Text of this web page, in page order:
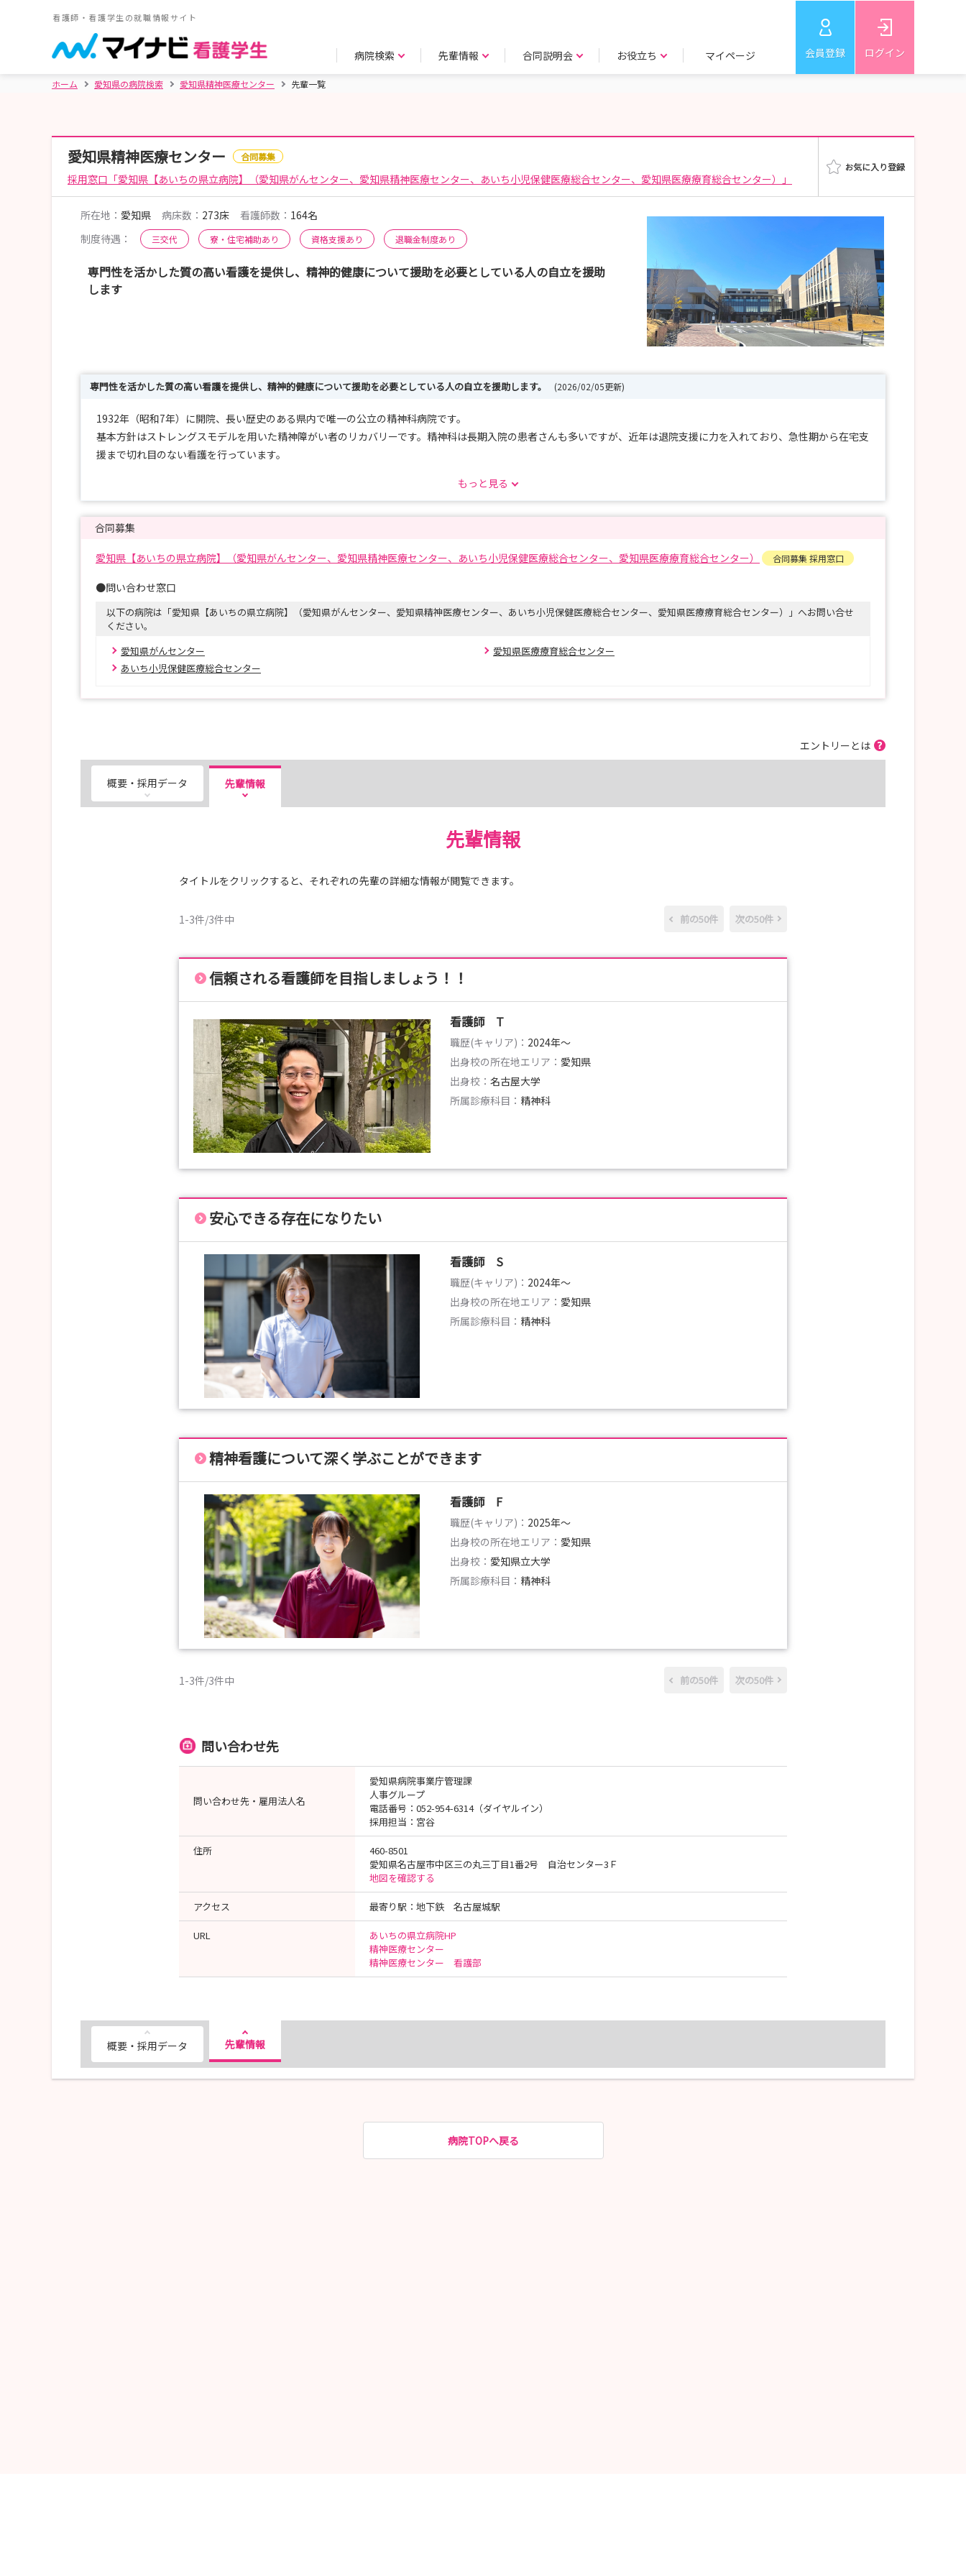
看護師・看護学生の就職情報サイト
病院検索 先輩情報 合同説明会 お役立ち マイページ 会員登録 ログイン
ホーム 愛知県の病院検索 愛知県精神医療センター 先輩一覧
愛知県精神医療センター 合同募集
採用窓口「愛知県【あいちの県立病院】（愛知県がんセンター、愛知県精神医療センター、あいち小児保健医療総合センター、愛知県医療療育総合センター）」
所在地： 愛知県 病床数： 273床 看護師数： 164名
制度待遇：
三交代 寮・住宅補助あり 資格支援あり 退職金制度あり
専門性を活かした質の高い看護を提供し、精神的健康について援助を必要としている人の自立を援助
します
専門性を活かした質の高い看護を提供し、精神的健康について援助を必要としている人の自立を援助します。 (2026/02/05更新)
1932年（昭和7年）に開院、長い歴史のある県内で唯一の公立の精神科病院です。
基本方針はストレングスモデルを用いた精神障がい者のリカバリーです。精神科は長期入院の患者さんも多いですが、近年は退院支援に力を入れており、急性期から在宅支
援まで切れ目のない看護を行っています。
私たちと一緒に看護してみませんか？ご興味のある方は、ぜひともエントリーをお願いします。
もっと見る
合同募集
愛知県【あいちの県立病院】（愛知県がんセンター、愛知県精神医療センター、あいち小児保健医療総合センター、愛知県医療療育総合センター） 合同募集 採用窓口
●問い合わせ窓口
以下の病院は「愛知県【あいちの県立病院】（愛知県がんセンター、愛知県精神医療センター、あいち小児保健医療総合センター、愛知県医療療育総合センター）」へお問い合せ
ください。
愛知県がんセンター
愛知県医療療育総合センター
あいち小児保健医療総合センター
エントリーとは
概要・採用データ 先輩情報
先輩情報
タイトルをクリックすると、それぞれの先輩の詳細な情報が閲覧できます。
1-3件/3件中 前の50件 次の50件
信頼される看護師を目指しましょう！！
看護師 T
職歴(キャリア)： 2024年〜
出身校の所在地エリア： 愛知県
出身校： 名古屋大学
所属診療科目： 精神科
安心できる存在になりたい
看護師 S
職歴(キャリア)： 2024年〜
出身校の所在地エリア： 愛知県
所属診療科目： 精神科
精神看護について深く学ぶことができます
看護師 F
職歴(キャリア)： 2025年〜
出身校の所在地エリア： 愛知県
出身校： 愛知県立大学
所属診療科目： 精神科
1-3件/3件中 前の50件 次の50件
問い合わせ先
問い合わせ先・雇用法人名
愛知県病院事業庁管理課
人事グループ
電話番号：052-954-6314（ダイヤルイン）
採用担当：宮谷
住所
460-8501
愛知県名古屋市中区三の丸三丁目1番2号 自治センター3Ｆ
地図を確認する
アクセス 最寄り駅：地下鉄 名古屋城駅
URL
あいちの県立病院HP
精神医療センター
精神医療センター 看護部
概要・採用データ 先輩情報
病院TOPへ戻る